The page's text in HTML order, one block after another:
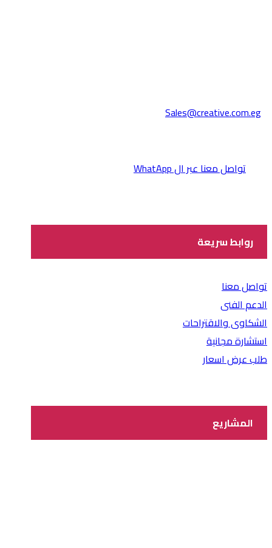
Sales@creative.com.eg
تواصل معنا عبر ال WhatApp
روابط سريعة
تواصل معنا
الدعم الفنى
الشكاوى والاقتراحات
استشارة مجانية
طلب عرض اسعار
المشاريع